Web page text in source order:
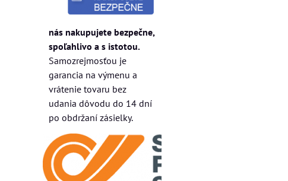
nás nakupujete bezpečne,
spoľahlivo a s istotou.
Samozrejmosťou je
garancia na výmenu a
vrátenie tovaru bez
udania dôvodu do 14 dní
po obdržaní zásielky.